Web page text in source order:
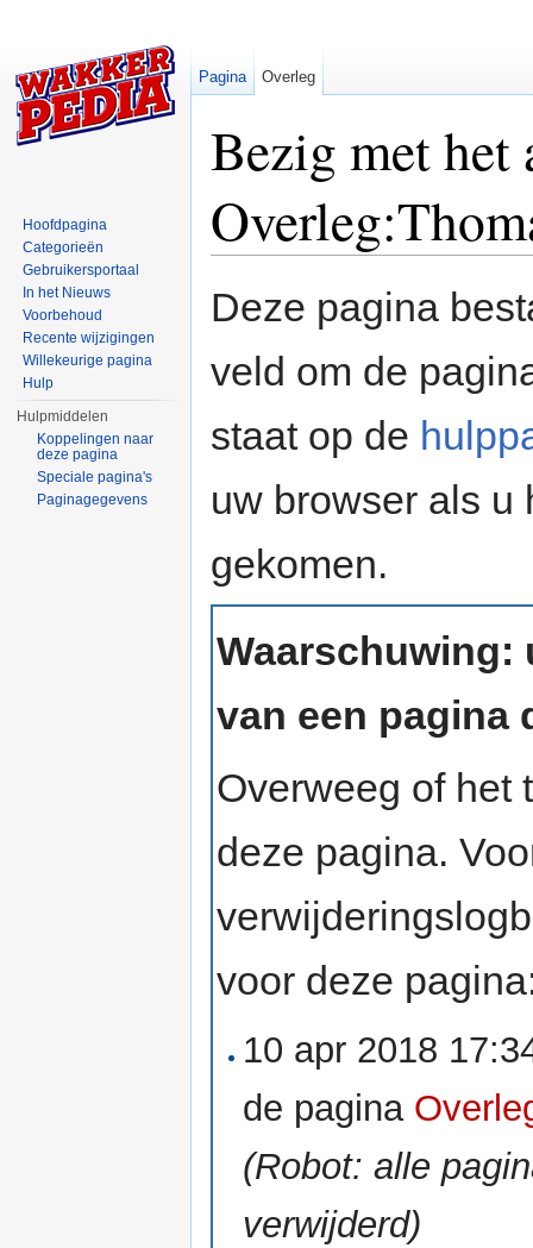
Bezig met het
Deze pagina
veld om de
staat op de
uw browser als u
gekomen.
Waarschuwing:
van een pagina
Overweeg of het
deze pagina.
voor deze
10 apr 2018
de pagina
(Robot: alle
verwijderd)
Pagina Overleg
Hoofdpagina
Categorieën
Gebruikersportaal
In het Nieuws
Voorbehoud
Recente wijzigingen
Willekeurige pagina
Hulp
Hulpmiddelen
Koppelingen naar
deze pagina
Speciale pagina's
Paginagegevens